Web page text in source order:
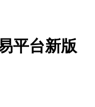
平台新版